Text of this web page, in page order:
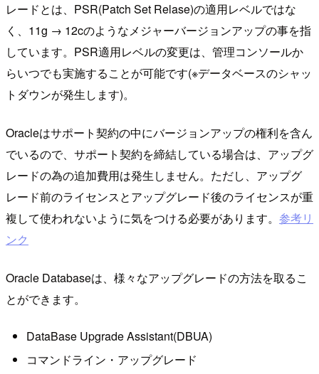
レードとは、PSR(Patch Set Relase)の適用レベルではな
く、11g → 12cのようなメジャーバージョンアップの事を指
しています。PSR適用レベルの変更は、管理コンソールか
らいつでも実施することが可能です(※データベースのシャッ
トダウンが発生します)。
Oracleはサポート契約の中にバージョンアップの権利を含ん
でいるので、サポート契約を締結している場合は、アップグ
レードの為の追加費用は発生しません。ただし、アップグ
レード前のライセンスとアップグレード後のライセンスが重
複して使われないように気をつける必要があります。 参考リ
ンク
Oracle Databaseは、様々なアップグレードの方法を取るこ
とができます。
DataBase Upgrade Assistant(DBUA)
コマンドライン・アップグレード